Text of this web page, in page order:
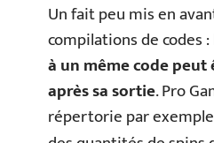
Un fait peu mis en
compilations de codes :
à un même code
après sa sortie. Pro
répertorie par